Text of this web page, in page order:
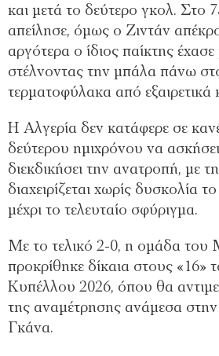
και μετά το δεύτερο γκολ. Στο
απείλησε, όμως ο Ζιντάν
αργότερα ο ίδιος παίκτης
στέλνοντας την μπάλα πάνω
τερματοφύλακα από εξαιρετικά
Η Αλγερία δεν κατάφερε σε
δεύτερου ημιχρόνου να
διεκδικήσει την ανατροπή, με
διαχειρίζεται χωρίς δυσκολία
μέχρι το τελευταίο σφύριγμα.
Με το τελικό 2-0, η ομάδα του
προκρίθηκε δίκαια στους «16»
Κυπέλλου 2026, όπου θα
της αναμέτρησης ανάμεσα
Γκάνα.